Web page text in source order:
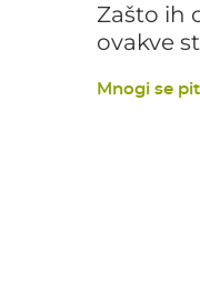
Zašto ih
ovakve
Mnogi se